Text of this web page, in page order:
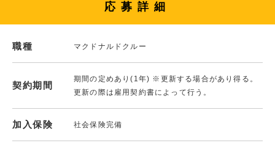
応募詳細
職種 マクドナルドクルー
契約期間
期間の定めあり(1年) ※更新する場合があり得る。
更新の際は雇用契約書によって行う。
加入保険 社会保険完備